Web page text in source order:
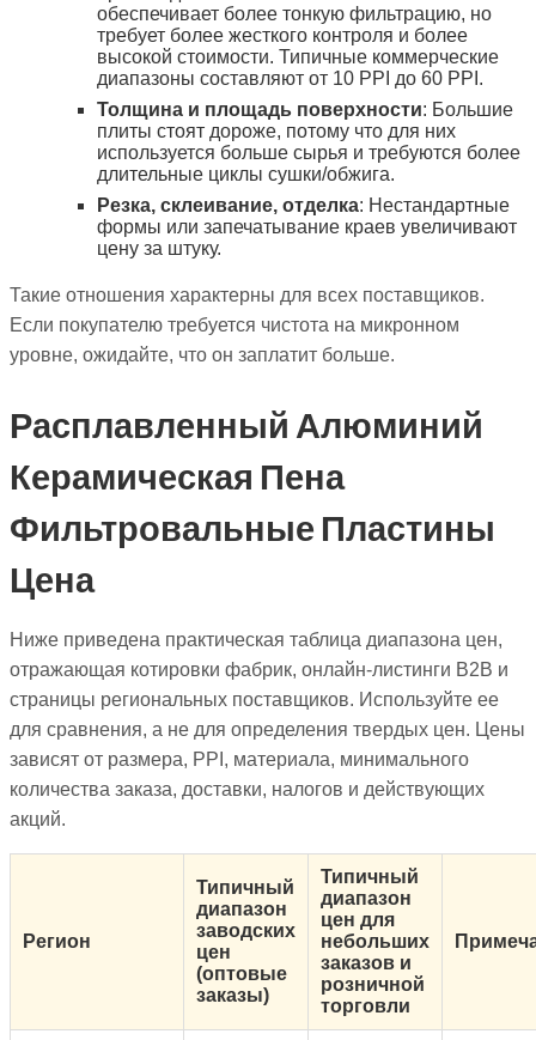
обеспечивает более тонкую фильтрацию, но
требует более жесткого контроля и более
высокой стоимости. Типичные коммерческие
диапазоны составляют от 10 PPI до 60 PPI.
Толщина и площадь поверхности: Большие
плиты стоят дороже, потому что для них
используется больше сырья и требуются более
длительные циклы сушки/обжига.
Резка, склеивание, отделка: Нестандартные
формы или запечатывание краев увеличивают
цену за штуку.
Такие отношения характерны для всех поставщиков.
Если покупателю требуется чистота на микронном
уровне, ожидайте, что он заплатит больше.
Расплавленный Алюминий
Керамическая Пена
Фильтровальные Пластины
Цена
Ниже приведена практическая таблица диапазона цен,
отражающая котировки фабрик, онлайн-листинги B2B и
страницы региональных поставщиков. Используйте ее
для сравнения, а не для определения твердых цен. Цены
зависят от размера, PPI, материала, минимального
количества заказа, доставки, налогов и действующих
акций.
Регион
Типичный
диапазон
заводских
цен
(оптовые
заказы)
Типичный
диапазон
цен для
небольших
заказов и
розничной
торговли